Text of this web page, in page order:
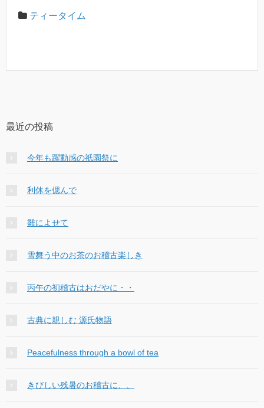
ティータイム
最近の投稿
今年も躍動感の祇園祭に
利休を偲んで
雛によせて
雪舞う中のお茶のお稽古楽しき
丙午の初稽古はおだやに・・
古典に親しむ 源氏物語
Peacefulness through a bowl of tea
きびしい残暑のお稽古に、、